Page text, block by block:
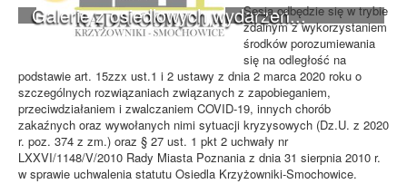
Galerie z osiedlowych wydarzeń...Sesja odbędzie się w trybie
zdalnym z wykorzystaniem
środków porozumiewania
się na odległość na
podstawie art. 15zzx ust.1 i 2 ustawy z dnia 2 marca 2020 roku o
szczególnych rozwiązaniach związanych z zapobieganiem,
przeciwdziałaniem i zwalczaniem COVID-19, innych chorób
zakaźnych oraz wywołanych nimi sytuacji kryzysowych (Dz.U. z 2020
r. poz. 374 z zm.) oraz § 27 ust. 1 pkt 2 uchwały nr
LXXVI/1148/V/2010 Rady Miasta Poznania z dnia 31 sierpnia 2010 r.
w sprawie uchwalenia statutu Osiedla Krzyżowniki-Smochowice.